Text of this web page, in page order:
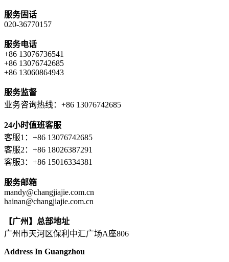
服务固话
020-36770157
服务电话
+86 13076736541
+86 13076742685
+86 13060864943
服务监督
业务咨询热线：+86 13076742685
24小时值班客服
客服1：+86 13076742685
客服2：+86 18026387291
客服3：+86 15016334381
服务邮箱
mandy@changjiajie.com.cn
hainan@changjiajie.com.cn
【广州】总部地址
广州市天河区保利中汇广场A座806
Address In Guangzhou